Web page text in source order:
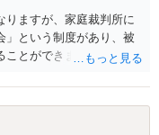
りますが、家庭裁判所に
」という制度があり、被
ことができます。照会を
裁判所）となります。照
相続関係の戸籍謄本類や
す。裁判所ウェブサイ